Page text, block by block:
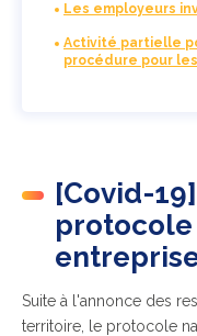
Les employeurs
Activité partielle
procédure pour
[Covid-
protocole
Suite à l'annonce des
territoire, le protocole